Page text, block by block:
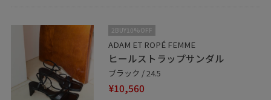
○JUNグループでは楽天ポイントをご利用頂けます。
アダムエロペ心斎橋パルコ 4F
TEL:06-6575-7674
2BUY10%OFF
ADAM ET ROPÉ FEMME
ヒールストラップサンダル
ブラック / 24.5
¥10,560